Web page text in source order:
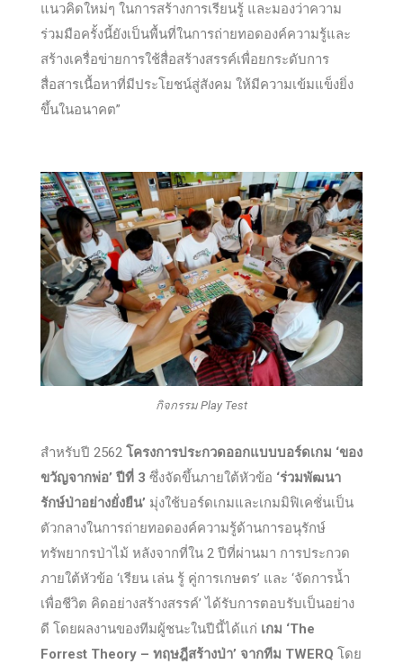
แนวคิดใหม่ๆ ในการสร้างการเรียนรู้ และมองว่าความ
ร่วมมือครั้งนี้ยังเป็นพื้นที่ในการถ่ายทอดองค์ความรู้และ
สร้างเครื่อข่ายการใช้สื่อสร้างสรรค์เพื่อยกระดับการ
สื่อสารเนื้อหาที่มีประโยชน์สู่สังคม ให้มีความเข้มแข็งยิ่ง
ขึ้นในอนาคต”
กิจกรรม Play Test
สำหรับปี 2562 โครงการประกวดออกแบบบอร์ดเกม ‘ของ
ขวัญจากพ่อ’ ปีที่ 3 ซึ่งจัดขึ้นภายใต้หัวข้อ ‘ร่วมพัฒนา
รักษ์ป่าอย่างยั่งยืน’ มุ่งใช้บอร์ดเกมและเกมมิฟิเคชั่นเป็น
ตัวกลางในการถ่ายทอดองค์ความรู้ด้านการอนุรักษ์
ทรัพยากรป่าไม้ หลังจากที่ใน 2 ปีที่ผ่านมา การประกวด
ภายใต้หัวข้อ ‘เรียน เล่น รู้ คู่การเกษตร’ และ ‘จัดการน้ำ
เพื่อชีวิต คิดอย่างสร้างสรรค์’ ได้รับการตอบรับเป็นอย่าง
ดี โดยผลงานของทีมผู้ชนะในปีนี้ได้แก่ เกม ‘The
Forrest Theory – ทฤษฎีสร้างป่า’ จากทีม TWERQ โดย